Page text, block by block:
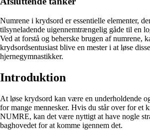
Numrene i krydsord er essentielle elementer,
tilsyneladende uigennemtrængelig gåde til en
Ved at forstå og beherske brugen af numrene,
krydsordsentusiast blive en mester i at løse
hjernegymnastikker.
Introduktion
At løse krydsord kan være en underholdende
for mange mennesker. Hvis du står over for et
NUMRE, kan det være nyttigt at have nogle
baghovedet for at komme igennem det.